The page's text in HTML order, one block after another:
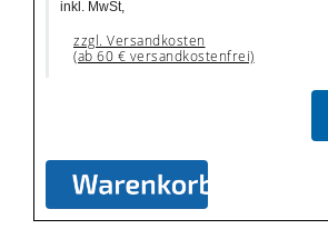
inkl. MwSt,
zzgl. Versandkosten
(ab 60 € versandkostenfrei)